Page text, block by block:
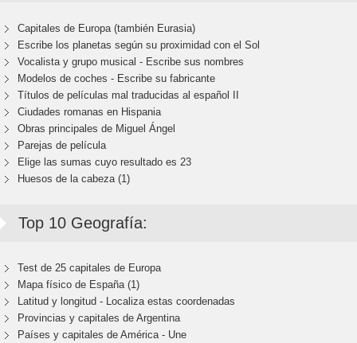
Capitales de Europa (también Eurasia)
Escribe los planetas según su proximidad con el Sol
Vocalista y grupo musical - Escribe sus nombres
Modelos de coches - Escribe su fabricante
Títulos de películas mal traducidas al español II
Ciudades romanas en Hispania
Obras principales de Miguel Ángel
Parejas de película
Elige las sumas cuyo resultado es 23
Huesos de la cabeza (1)
Top 10 Geografía:
Test de 25 capitales de Europa
Mapa físico de España (1)
Latitud y longitud - Localiza estas coordenadas
Provincias y capitales de Argentina
Países y capitales de América - Une